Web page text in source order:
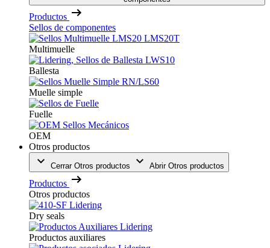
Productos
Sellos de componentes
Multimuelle
Ballesta
Muelle simple
Fuelle
OEM
Otros productos
Cerrar Otros productos Abrir Otros productos
Productos
Otros productos
Dry seals
Productos auxiliares